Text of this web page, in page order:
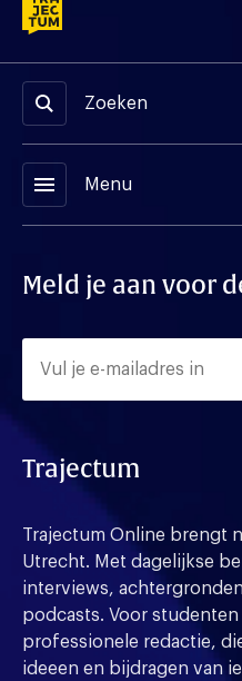
Zoeken
menu Menu
Meld je aan voor
Trajectum
Trajectum Online brengt
Utrecht. Met dagelijkse
interviews,
podcasts. Voor studenten
professionele redactie,
ideeen en bijdragen van